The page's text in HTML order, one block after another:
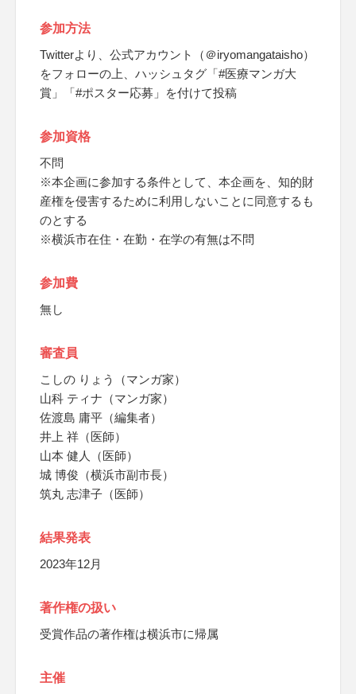
参加方法
Twitterより、公式アカウント（＠iryomangataisho）
をフォローの上、ハッシュタグ「#医療マンガ大
賞」「#ポスター応募」を付けて投稿
参加資格
不問
※本企画に参加する条件として、本企画を、知的財
産権を侵害するために利用しないことに同意するも
のとする
※横浜市在住・在勤・在学の有無は不問
参加費
無し
審査員
こしの りょう（マンガ家）
山科 ティナ（マンガ家）
佐渡島 庸平（編集者）
井上 祥（医師）
山本 健人（医師）
城 博俊（横浜市副市長）
筑丸 志津子（医師）
結果発表
2023年12月
著作権の扱い
受賞作品の著作権は横浜市に帰属
主催